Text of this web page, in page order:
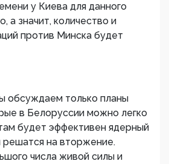
у Киева для данного
а значит, количество и
против Минска будет
обсуждаем только планы
в Белоруссии можно легко
будет эффективен ядерный
решатся на вторжение.
числа живой силы и